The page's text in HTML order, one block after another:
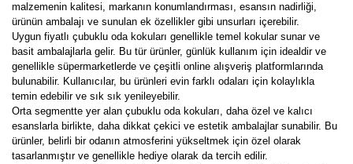
malzemenin kalitesi, markanın konumlandırması, esansın nadirliği,
ürünün ambalajı ve sunulan ek özellikler gibi unsurları içerebilir.
Uygun fiyatlı çubuklu oda kokuları genellikle temel kokular sunar ve
basit ambalajlarla gelir. Bu tür ürünler, günlük kullanım için idealdir ve
genellikle süpermarketlerde ve çeşitli online alışveriş platformlarında
bulunabilir. Kullanıcılar, bu ürünleri evin farklı odaları için kolaylıkla
temin edebilir ve sık sık yenileyebilir.
Orta segmentte yer alan çubuklu oda kokuları, daha özel ve kalıcı
esanslarla birlikte, daha dikkat çekici ve estetik ambalajlar sunabilir. Bu
ürünler, belirli bir odanın atmosferini yükseltmek için özel olarak
tasarlanmıştır ve genellikle hediye olarak da tercih edilir.